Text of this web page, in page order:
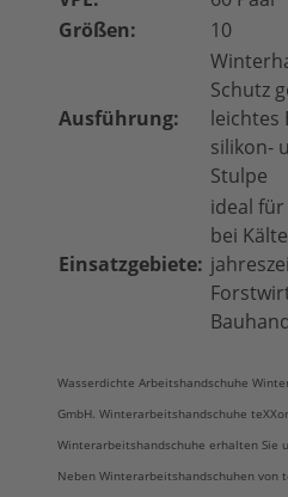
Größen:
10
Ausführung:
Schutz
leichtes
silikon-
Stulpe
Einsatzgebiete:
ideal
bei
Wasserdichte Arbeitshandschuhe
GmbH. Winterarbeitshandschuhe teXXor
Winterarbeitshandschuhe erhalten Sie
Neben Winterarbeitshandschuhen von